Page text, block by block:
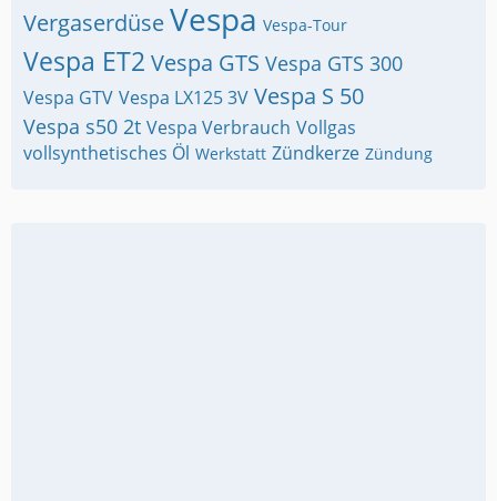
VergaserdüseVespa Vespa-Tour
Vespa ET2 Vespa GTS Vespa GTS 300
Vespa GTV Vespa LX125 3V Vespa S 50
Vespa s50 2t Vespa Verbrauch Vollgas
vollsynthetisches Öl Werkstatt Zündkerze Zündung